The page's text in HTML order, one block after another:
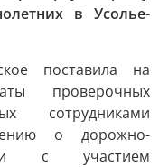
в Усолье-
поставила на
проверочных
сотрудниками
о дорожно-
с участием